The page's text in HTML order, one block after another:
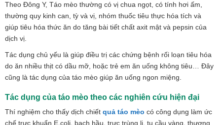
Theo Đông Y, Táo mèo thường có vị chua ngọt, có tính hơi ấm,
thường quy kinh can, tỳ và vị, nhóm thuốc tiêu thực hóa tích và
giúp tiêu hóa thức ăn do tăng bài tiết chất axit mật và pepsin của
dịch vị.
Tác dụng chủ yếu là giúp điều trị các chứng bệnh rối loạn tiêu hóa
do ăn nhiều thịt có dầu mỡ, hoặc trẻ em ăn uống không tiêu… Đây
cũng là tác dụng của táo mèo giúp ăn uống ngon miệng.
Tác dụng của táo mèo theo các nghiên cứu hiện đại
Thí nghiệm cho thấy dịch chiết quả táo mèo có công dụng làm ức
chế trực khuẩn E.coli, bạch hầu, trực trùng lị, tụ cầu vàng, thương